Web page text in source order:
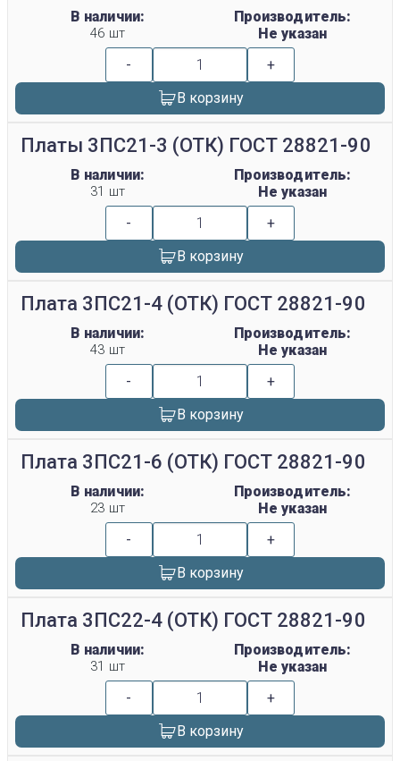
В наличии:
46 шт
Производитель:
Не указан
-
+
В корзину
Платы 3ПС21-3 (ОТК) ГОСТ 28821-90
В наличии:
31 шт
Производитель:
Не указан
-
+
В корзину
Плата 3ПС21-4 (ОТК) ГОСТ 28821-90
В наличии:
43 шт
Производитель:
Не указан
-
+
В корзину
Плата 3ПС21-6 (ОТК) ГОСТ 28821-90
В наличии:
23 шт
Производитель:
Не указан
-
+
В корзину
Плата 3ПС22-4 (ОТК) ГОСТ 28821-90
В наличии:
31 шт
Производитель:
Не указан
-
+
В корзину